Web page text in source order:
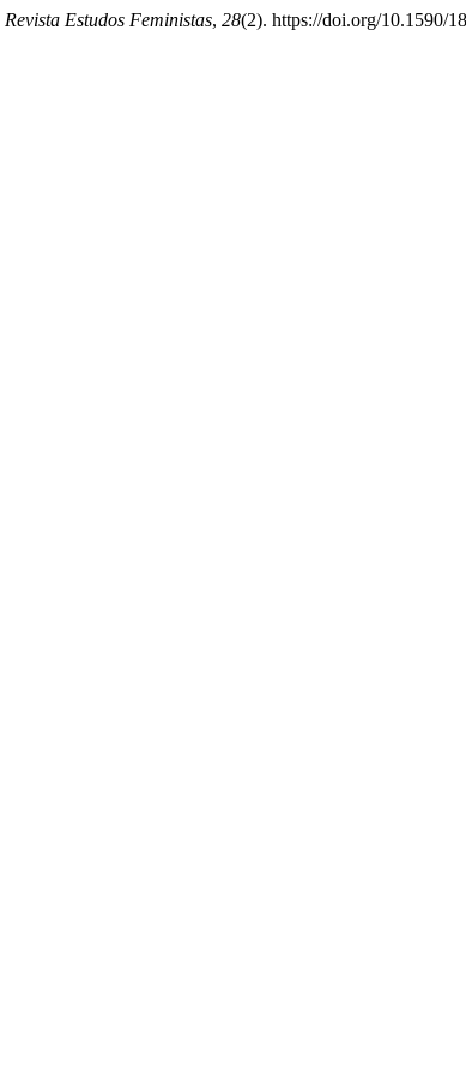
Revista Estudos Feministas, 28(2). https://doi.org/10.1590/